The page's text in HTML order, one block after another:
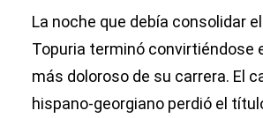
La noche que debía consolidar
Topuria terminó convirtiéndose
más doloroso de su carrera. El
hispano-georgiano perdió el